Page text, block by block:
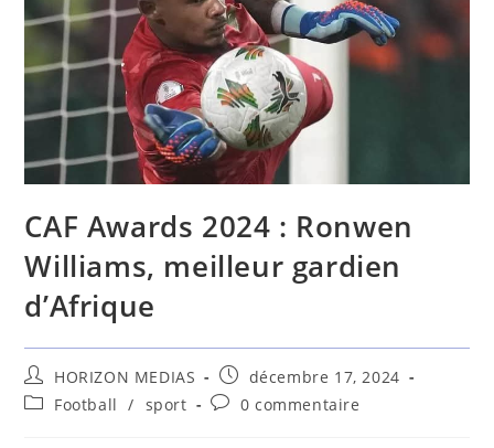
CAF Awards 2024 : Ronwen
Williams, meilleur gardien
d’Afrique
HORIZON MEDIAS
décembre 17, 2024
Football
/ sport 0 commentaire